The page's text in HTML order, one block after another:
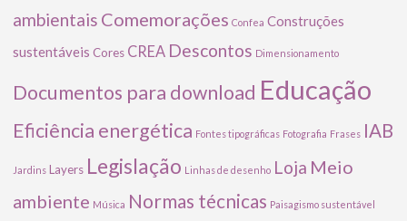
ambientais Comemorações Confea Construções
sustentáveis Cores CREA Descontos Dimensionamento
Documentos para download Educação
Eficiência energética Fontes tipográficas Fotografia Frases IAB
Jardins Layers Legislação Linhas de desenho Loja Meio
ambiente Música Normas técnicas Paisagismo sustentável